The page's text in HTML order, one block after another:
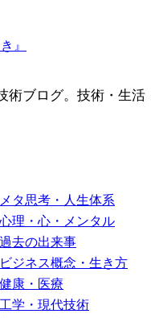
術ブログ。技術・生活
タ思考・人生体系
理・心・メンタル
去の出来事
ジネス概念・生き方
康・医療
学・現代技術